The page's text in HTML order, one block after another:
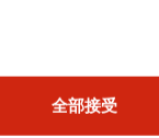
全部接受
證與標準